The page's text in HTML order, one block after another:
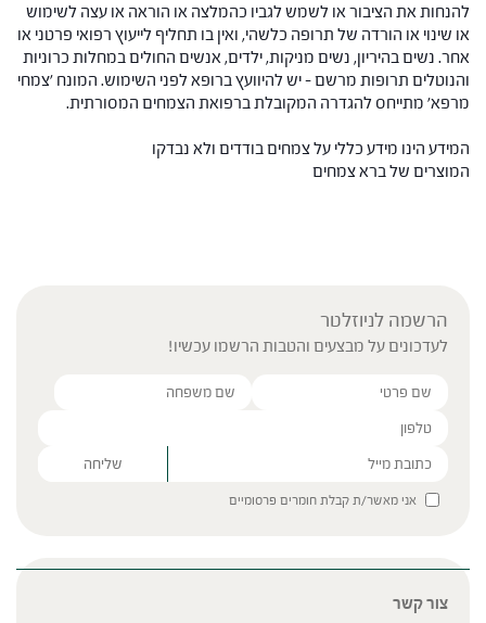
להנחות את הציבור או לשמש לגביו כהמלצה או הוראה או עצה לשימוש
או שינוי או הורדה של תרופה כלשהי, ואין בו תחליף לייעוץ רפואי פרטני או
אחר. נשים בהיריון, נשים מניקות, ילדים, אנשים החולים במחלות כרוניות
והנוטלים תרופות מרשם – יש להיוועץ ברופא לפני השימוש. המונח 'צמחי
מרפא' מתייחס להגדרה המקובלת ברפואת הצמחים המסורתית.
המידע הינו מידע כללי על צמחים בודדים ולא נבדקו
המוצרים של ברא צמחים
הרשמה לניוזלטר
לעדכונים על מבצעים והטבות הרשמו עכשיו!
Please leave this field empty.
אני מאשר/ת קבלת חומרים פרסומיים
צור קשר